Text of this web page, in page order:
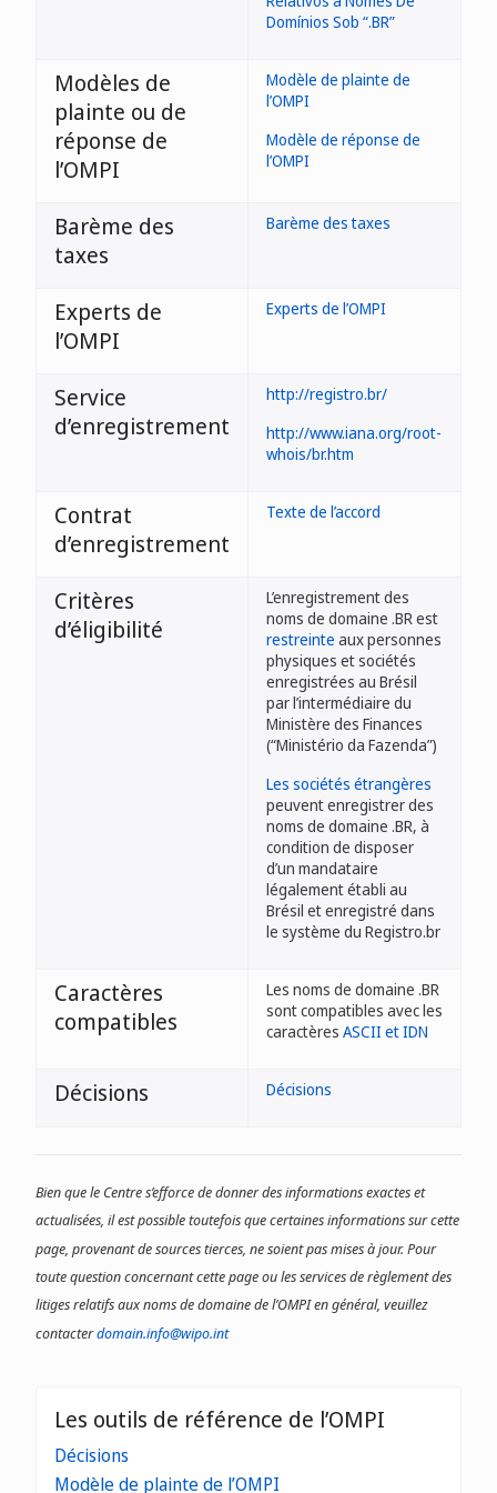
enregistré
Domínios Sob “.BR”
Modèles de
plainte ou de
réponse de
l’OMPI
Modèle de plainte de
l’OMPI
Modèle de réponse de
l’OMPI
Barème des
taxes
Barème des taxes
Experts de
l’OMPI
Experts de l’OMPI
Service
d’enregistrement
http://registro.br/
http://www.iana.org/root-
whois/br.htm
Contrat
d’enregistrement
Texte de l’accord
Critères
d’éligibilité
L’enregistrement des
noms de domaine .BR est
restreinte aux personnes
physiques et sociétés
enregistrées au Brésil
par l’intermédiaire du
Ministère des Finances
(“Ministério da Fazenda”)
Les sociétés étrangères
peuvent enregistrer des
noms de domaine .BR, à
condition de disposer
d’un mandataire
légalement établi au
Brésil et enregistré dans
le système du Registro.br
Caractères
compatibles
Les noms de domaine .BR
sont compatibles avec les
caractères ASCII et IDN
Décisions Décisions
Bien que le Centre s’efforce de donner des informations exactes et
actualisées, il est possible toutefois que certaines informations sur cette
page, provenant de sources tierces, ne soient pas mises à jour. Pour
toute question concernant cette page ou les services de règlement des
litiges relatifs aux noms de domaine de l’OMPI en général, veuillez
contacterdomain.info@wipo.int
Les outils de référence de l’OMPI
Décisions
Modèle de plainte de l’OMPI